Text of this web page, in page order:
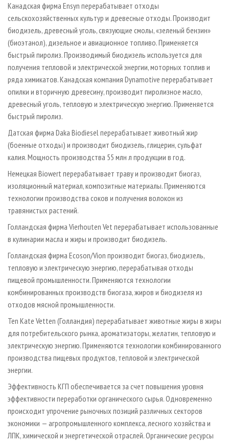
Канадская фирма Ensyn перерабатывает отходы
сельскохозяйственных культур и древесные отходы. Производит
биодизель, древесный уголь, связующие смолы, «зеленый бензин»
(биоэтанол), дизельное и авиационное топливо. Применяется
быстрый пиролиз. Производимый биодизель используется для
получения тепловой и электрической энергии, моторных топлив и
ряда химикатов. Канадская компания Dynamotive перерабатывает
опилки и вторичную древесину, производит пиролизное масло,
древесный уголь, тепловую и электрическую энергию. Применяется
быстрый пиролиз.
Датская фирма Daka Biodiesel перерабатывает животный жир
(боенные отходы) и производит биодизель, глицерин, сульфат
калия. Мощность производства 55 млн л продукции в год.
Немецкая Biowert перерабатывает траву и производит биогаз,
изоляционный материал, композитные материалы. Применяются
технологии производства соков и получения волокон из
травянистых растений.
Голландская фирма Vierhouten Vet перерабатывает использованные
в кулинарии масла и жиры и производит биодизель.
Голландская фирма Ecoson/Vion производит биогаз, биодизель,
тепловую и электрическую энергию, перерабатывая отходы
пищевой промышленности. Применяются технологии
комбинированных производств биогаза, жиров и биодизеля из
отходов мясной промышленности.
Ten Kate Vetten (Голландия) перерабатывает животные жиры в жиры
для потребительского рынка, ароматизаторы, желатин, тепловую и
электрическую энергию. Применяются технологии комбинированного
производства пищевых продуктов, тепловой и электрической
энергии.
Эффективность КГП обеспечивается за счет повышения уровня
эффективности переработки органического сырья. Одновременно
происходит упрочение рыночных позиций различных секторов
экономики — агропромышленного комплекса, лесного хозяйства и
ЛПК, химической и энергетической отраслей. Органические ресурсы